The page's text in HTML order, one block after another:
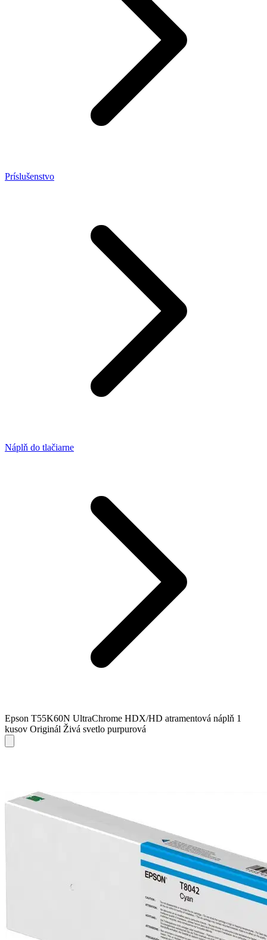
Príslušenstvo
Náplň do tlačiarne
Epson T55K60N UltraChrome HDX/HD atramentová náplň 1
kusov Originál Živá svetlo purpurová